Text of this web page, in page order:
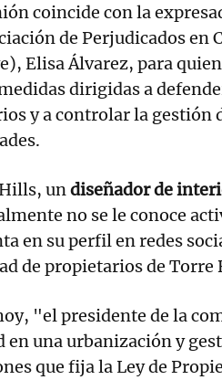
coincide con la
de Perjudicados en
Elisa Álvarez, para
dirigidas a
y a controlar la gestión
undiseñador de
no se le conoce
en su perfil en redes
de propietarios de Torre
"el presidente de la
en una urbanización y
que fija la Ley de